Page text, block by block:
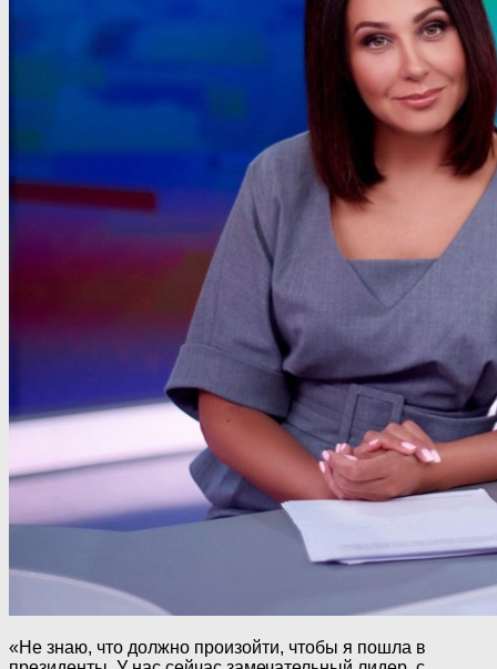
«Не знаю, что должно произойти, чтобы я пошла в